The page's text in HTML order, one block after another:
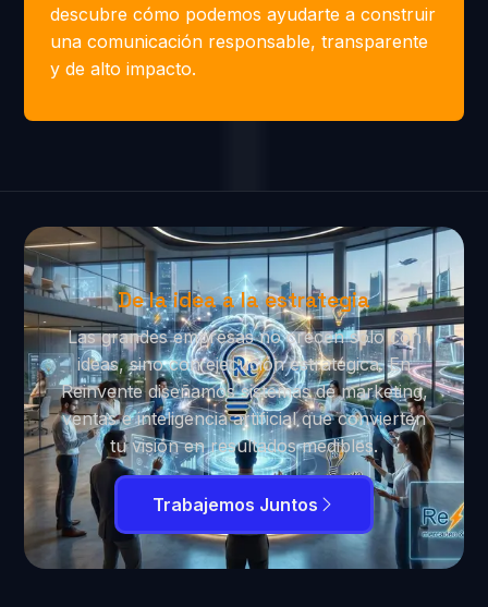
descubre cómo podemos ayudarte a construir
una comunicación responsable, transparente
y de alto impacto.
De la idea a la estrategia
Las grandes empresas no crecen solo con
ideas, sino con ejecución estratégica. En
Reinvente diseñamos sistemas de marketing,
ventas e inteligencia artificial que convierten
tu visión en resultados medibles.
Trabajemos Juntos